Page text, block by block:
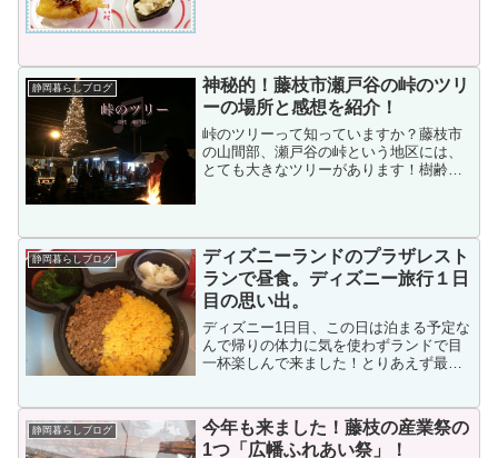
静岡暮らしブログ
神秘的！藤枝市瀬戸谷の峠のツリ
ーの場所と感想を紹介！
峠のツリーって知っていますか？藤枝市
の山間部、瀬戸谷の峠という地区には、
とても大きなツリーがあります！樹齢２
くれてありがとう！管理人...
静岡暮らしブログ
ディズニーランドのプラザレスト
ランで昼食。ディズニー旅行１日
目の思い出。
ディズニー1日目、この日は泊まる予定な
んで帰りの体力に気を使わずランドで目
一杯楽しんで来ました！とりあえず最初
それは、人気アトラクションのファスト
パスをなるべく早く取っ...
静岡暮らしブログ
今年も来ました！藤枝の産業祭の
1つ「広幡ふれあい祭」！